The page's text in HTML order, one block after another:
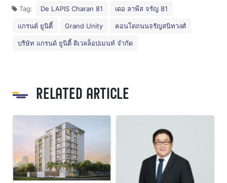
Tag: De LAPIS Charan 81 เดอ ลาพีส จรัญ 81
แกรนด์ ยูนิตี้ Grand Unity คอนโดถนนจรัญสนิทวงศ์
บริษัท แกรนด์ ยูนิตี้ ดิเวลล็อปเมนท์ จำกัด
RELATED ARTICLE